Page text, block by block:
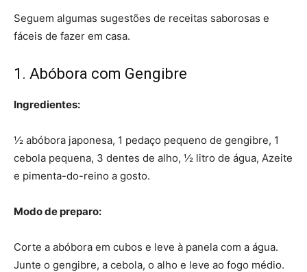
Seguem algumas sugestões de receitas saborosas e
fáceis de fazer em casa.
1. Abóbora com Gengibre
Ingredientes:
½ abóbora japonesa, 1 pedaço pequeno de gengibre, 1
cebola pequena, 3 dentes de alho, ½ litro de água, Azeite
e pimenta-do-reino a gosto.
Modo de preparo:
Corte a abóbora em cubos e leve à panela com a água.
Junte o gengibre, a cebola, o alho e leve ao fogo médio.